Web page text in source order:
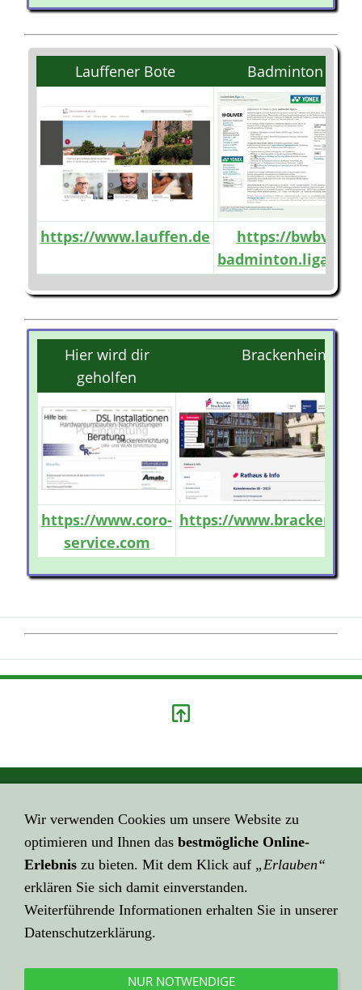
Lauffener Bote Badminton
https://www.lauffen.de
https://bwbv-
badminton.liga.nu
Hier wird dir
geholfen
Brackenheim
https://www.coro-
service.com
https://
Impressum
HIER GEHT ES ZUR ...
KLICK HIER ZU LINK ...
Über Links ...
HIER EINE ...
Wir verwenden Cookies um unsere Website zu
optimieren und Ihnen das bestmögliche Online-
Erlebnis zu bieten. Mit dem Klick auf „Erlauben“
erklären Sie sich damit einverstanden.
Weiterführende Informationen erhalten Sie in unserer
Datenschutzerklärung.
NUR NOTWENDIGE